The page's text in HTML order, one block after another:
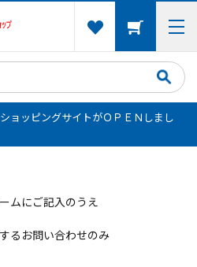
ョッピングサイトがＯＰＥＮしまし
ムにご記入のうえ
るお問い合わせのみ